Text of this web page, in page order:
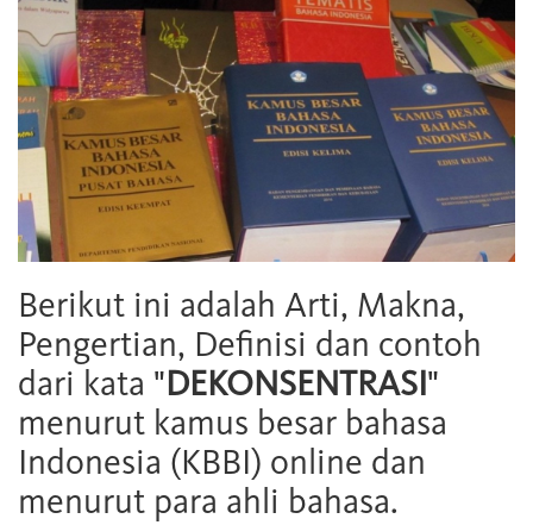
Berikut ini adalah Arti, Makna,
Pengertian, Definisi dan contoh
dari kata "DEKONSENTRASI"
menurut kamus besar bahasa
Indonesia (KBBI) online dan
menurut para ahli bahasa.